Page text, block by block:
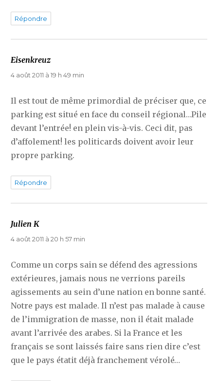
Répondre
Eisenkreuzdit :
4 août 2011 à 19 h 49 min
Il est tout de même primordial de préciser que, ce
parking est situé en face du conseil régional…Pile
devant l’entrée! en plein vis-à-vis. Ceci dit, pas
d’affolement! les politicards doivent avoir leur
propre parking.
Répondre
Julien Kdit :
4 août 2011 à 20 h 57 min
Comme un corps sain se défend des agressions
extérieures, jamais nous ne verrions pareils
agissements au sein d’une nation en bonne santé.
Notre pays est malade. Il n’est pas malade à cause
de l’immigration de masse, non il était malade
avant l’arrivée des arabes. Si la France et les
français se sont laissés faire sans rien dire c’est
que le pays étatit déjà franchement vérolé…